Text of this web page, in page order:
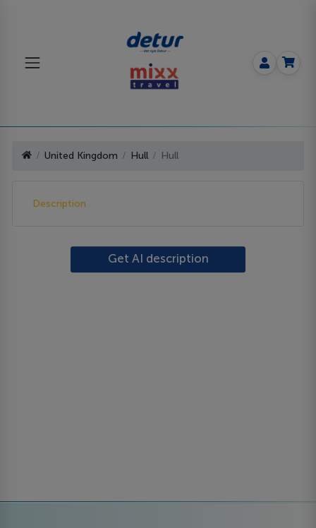
United Kingdom Hull Hull
Description
Get AI description